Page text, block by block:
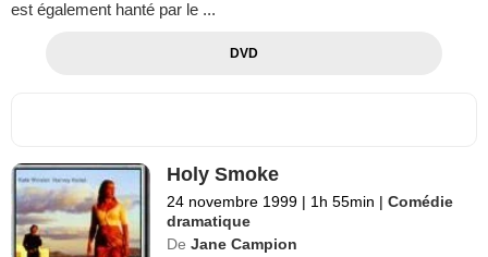
est également hanté par le ...
DVD
Holy Smoke
24 novembre 1999 | 1h 55min | Comédie
dramatique
De Jane Campion